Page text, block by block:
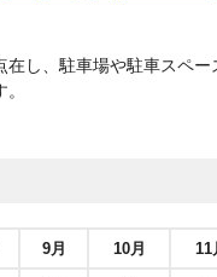
し、駐車場や駐車スペー
9月 10月 11